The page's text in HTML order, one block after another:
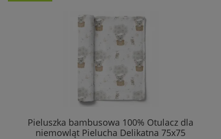
Pieluszka bambusowa 100% Otulacz dla
niemowląt Pielucha Delikatna 75x75